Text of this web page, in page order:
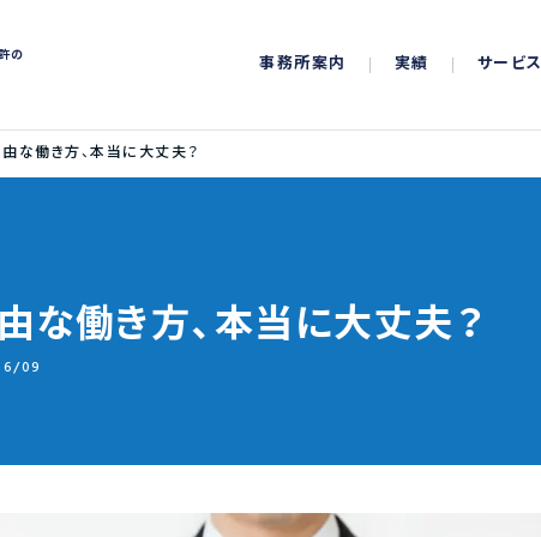
の
事務所案内 実績 サービス
な働き方、本当に大丈夫？
な働き方、本当に大丈夫？
09